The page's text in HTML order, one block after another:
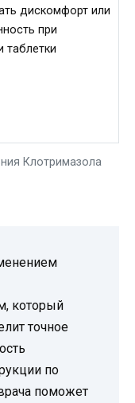
Клотримазола
дискомфорт или
при
таблетки
который
точное
по
поможет